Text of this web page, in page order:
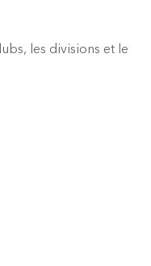
les divisions et le